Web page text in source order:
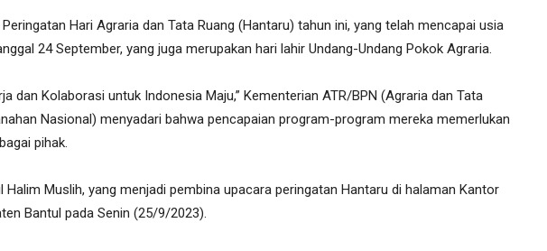
Hari Agraria dan Tata Ruang (Hantaru) tahun ini, yang telah mencapai usia
24 September, yang juga merupakan hari lahir Undang-Undang Pokok Agraria.
dan Kolaborasi untuk Indonesia Maju,” Kementerian ATR/BPN (Agraria dan Tata
Nasional) menyadari bahwa pencapaian program-program mereka memerlukan
pihak.
Halim Muslih, yang menjadi pembina upacara peringatan Hantaru di halaman Kantor
Bantul pada Senin (25/9/2023).